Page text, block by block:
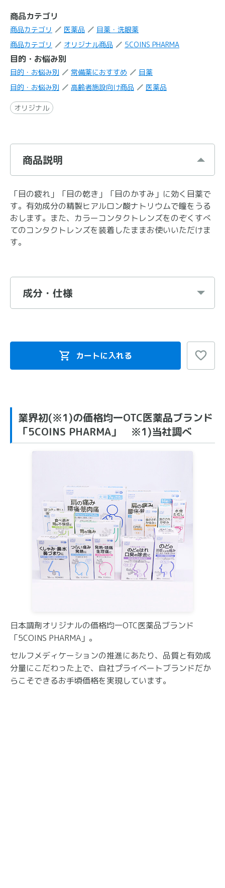
商品カテゴリ
商品カテゴリ 医薬品
目薬・洗眼薬
商品カテゴリ
オリジナル商品 5COINS PHARMA
目的・お悩み別
目的・お悩み別 常備薬におすすめ
目薬
目的・お悩み別
高齢者施設向け商品 医薬品
オリジナル
商品説明
「目の疲れ」「目の乾き」「目のかすみ」に効く目薬で
す。有効成分の精製ヒアルロン酸ナトリウムで瞳をうる
おします。また、カラーコンタクトレンズをのぞくすべ
てのコンタクトレンズを装着したままお使いいただけま
す。
成分・仕様
カートに入れる
業界初(※1)の価格均一OTC医薬品ブランド
「5COINS PHARMA」 ※1)当社調べ
日本調剤オリジナルの価格均一OTC医薬品ブランド
「5COINS PHARMA」。
セルフメディケーションの推進にあたり、品質と有効成
分量にこだわった上で、自社プライベートブランドだか
らこそできるお手頃価格を実現しています。